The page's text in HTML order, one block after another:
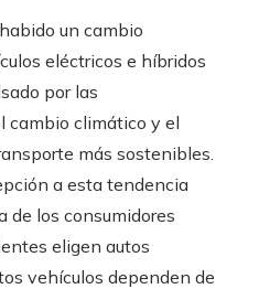
un cambio
eléctricos e híbridos
por las
cambio climático y el
más sostenibles.
a esta tendencia
de los consumidores
eligen autos
vehículos dependen de